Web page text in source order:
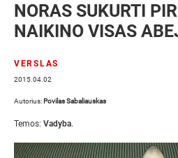
NORAS SUKURTI
NAIKINO VISAS
VERSLAS
2015.04.02
Autorius: Povilas Sabaliauskas
Temos: Vadyba.